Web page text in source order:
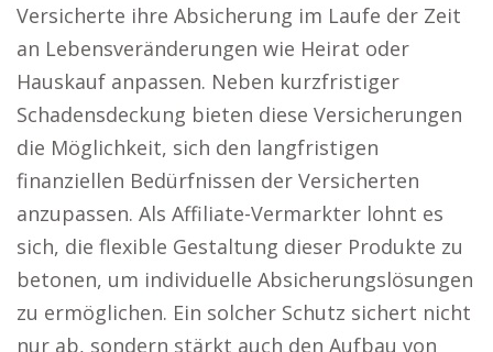
Versicherte ihre Absicherung im Laufe der Zeit
an Lebensveränderungen wie Heirat oder
Hauskauf anpassen. Neben kurzfristiger
Schadensdeckung bieten diese Versicherungen
die Möglichkeit, sich den langfristigen
finanziellen Bedürfnissen der Versicherten
anzupassen. Als Affiliate-Vermarkter lohnt es
sich, die flexible Gestaltung dieser Produkte zu
betonen, um individuelle Absicherungslösungen
zu ermöglichen. Ein solcher Schutz sichert nicht
nur ab, sondern stärkt auch den Aufbau von